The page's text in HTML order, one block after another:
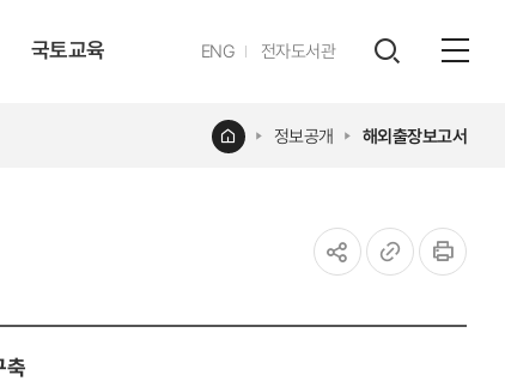
국토교육 ENG영문전자도서관
레이어
홈 정보공개 해외출장보고서
축